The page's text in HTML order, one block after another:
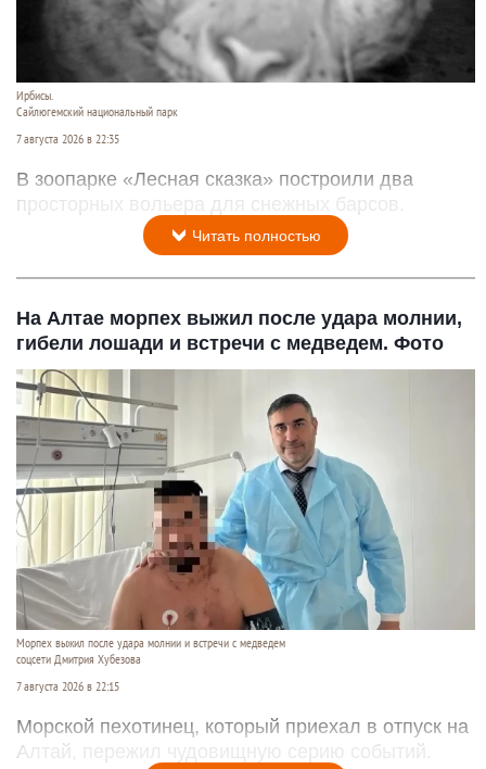
Ирбисы.
Сайлюгемский национальный парк
7 августа 2026 в 22:35
В зоопарке «Лесная сказка» построили два
просторных вольера для снежных барсов.
Читать полностью
На Алтае морпех выжил после удара молнии,
гибели лошади и встречи с медведем. Фото
Морпех выжил после удара молнии и встречи с медведем
соцсети Дмитрия Хубезова
7 августа 2026 в 22:15
Морской пехотинец, который приехал в отпуск на
Алтай, пережил чудовищную серию событий.